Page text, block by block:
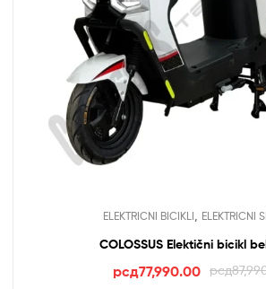
ELEKTRICNI BICIKLI ELEKTRICNI
COLOSSUS Elektični bicikl
рсд
рсд77,990.00Тренутна